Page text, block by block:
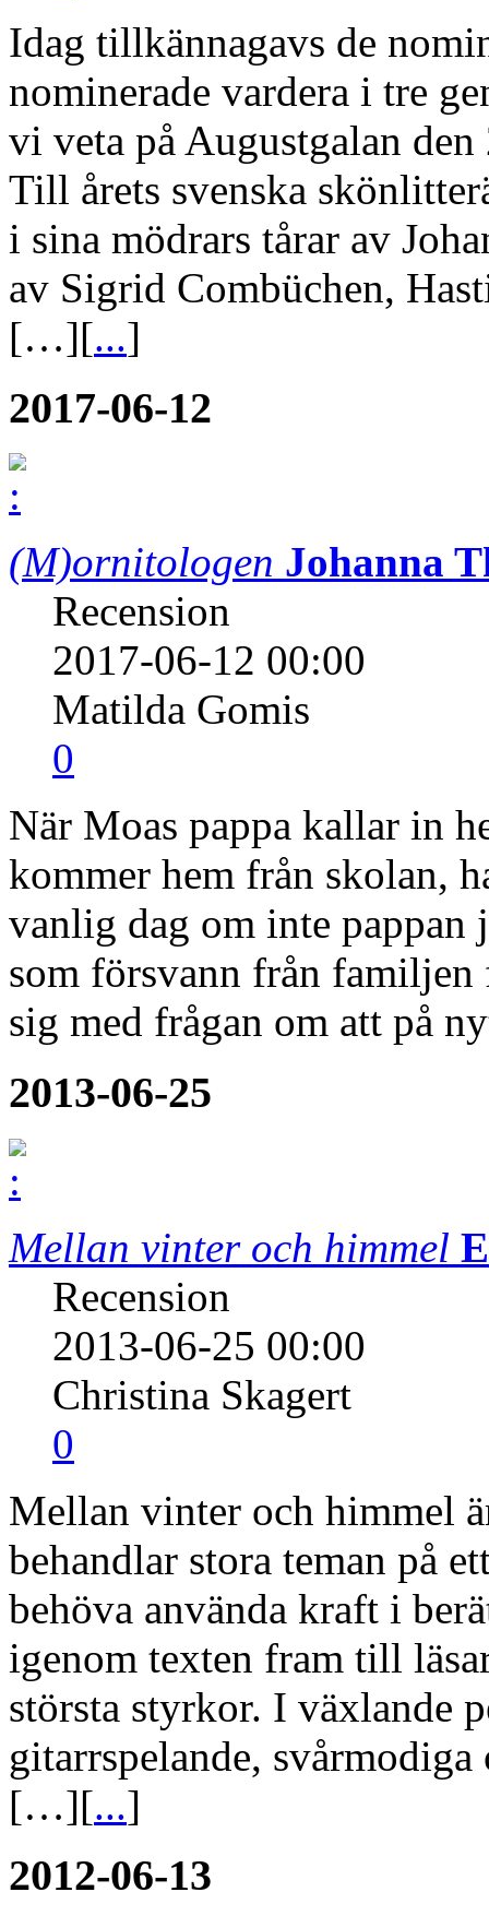
Idag tillkännagavs de
nominerade vardera i tre
vi veta på Augustgalan
Till årets svenska
i sina mödrars tårar av
av Sigrid Combüchen,
[…][...]
2017-06-12
(M)ornitologen Johanna
Recension
2017-06-12 00:00
Matilda Gomis
0
När Moas pappa kallar in
kommer hem från skolan,
vanlig dag om inte pappan
som försvann från
sig med frågan om att på
2013-06-25
Mellan vinter och himmel
Recension
2013-06-25 00:00
Christina Skagert
0
Mellan vinter och himmel
behandlar stora teman på
behöva använda kraft i
igenom texten fram till
största styrkor. I växlande
gitarrspelande,
[…][...]
2012-06-13